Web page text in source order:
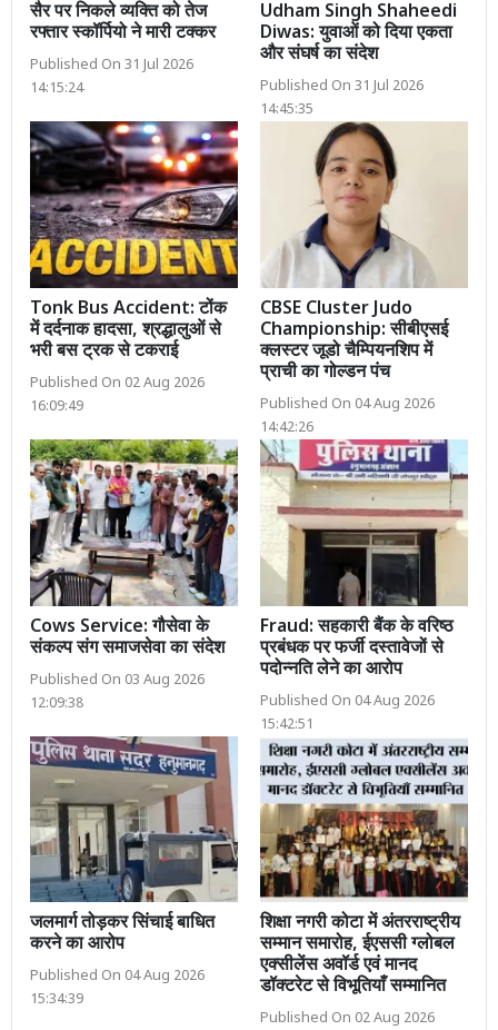
सैर पर निकले व्यक्ति को तेज
रफ्तार स्कॉर्पियो ने मारी टक्कर
Published On 31 Jul 2026
14:15:24
Udham Singh Shaheedi
Diwas: युवाओं को दिया एकता
और संघर्ष का संदेश
Published On 31 Jul 2026
14:45:35
Tonk Bus Accident: टोंक
में दर्दनाक हादसा, श्रद्धालुओं से
भरी बस ट्रक से टकराई
Published On 02 Aug 2026
16:09:49
CBSE Cluster Judo
Championship: सीबीएसई
क्लस्टर जूडो चैम्पियनशिप में
प्राची का गोल्डन पंच
Published On 04 Aug 2026
14:42:26
Cows Service: गौसेवा के
संकल्प संग समाजसेवा का संदेश
Published On 03 Aug 2026
12:09:38
Fraud: सहकारी बैंक के वरिष्ठ
प्रबंधक पर फर्जी दस्तावेजों से
पदोन्नति लेने का आरोप
Published On 04 Aug 2026
15:42:51
जलमार्ग तोड़कर सिंचाई बाधित
करने का आरोप
Published On 04 Aug 2026
15:34:39
शिक्षा नगरी कोटा में अंतरराष्ट्रीय
सम्मान समारोह, ईएससी ग्लोबल
एक्सीलेंस अवॉर्ड एवं मानद
डॉक्टरेट से विभूतियाँ सम्मानित
Published On 02 Aug 2026